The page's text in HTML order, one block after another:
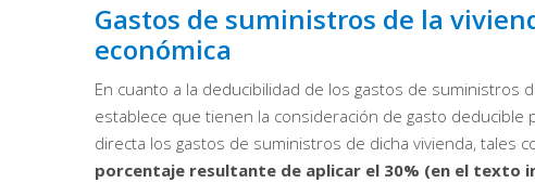
Gastos de suministros de la
económica
En cuanto a la deducibilidad de los gastos de suministros
establece que tienen la consideración de gasto
directa los gastos de suministros de dicha vivienda, tales
porcentaje resultante de aplicar el 30% (en el texto